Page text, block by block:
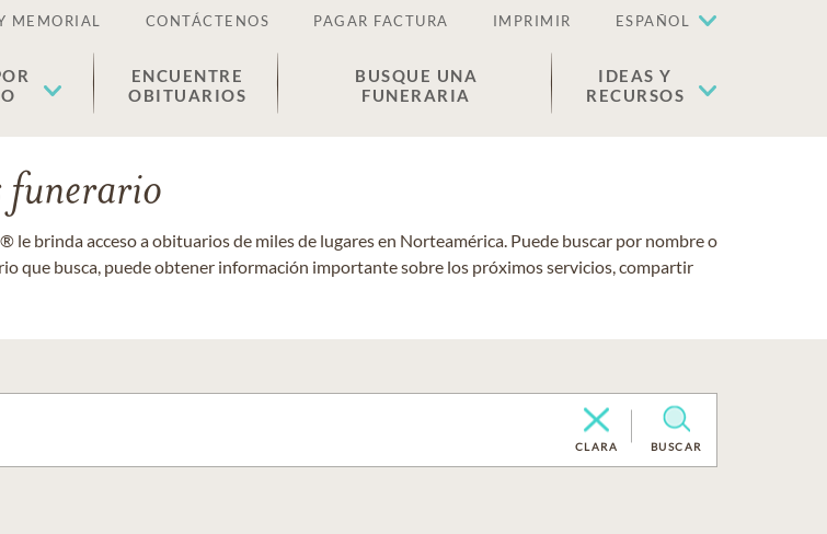
MEMORIAL CONTÁCTENOS PAGAR FACTURA IMPRIMIR ESPAÑOL
ENCUENTRE
OBITUARIOS
BUSQUE UNA
FUNERARIA
IDEAS Y
RECURSOS
funerario
brinda acceso a obituarios de miles de lugares en Norteamérica. Puede buscar por nombre o
que busca, puede obtener información importante sobre los próximos servicios, compartir
CLARA BUSCAR